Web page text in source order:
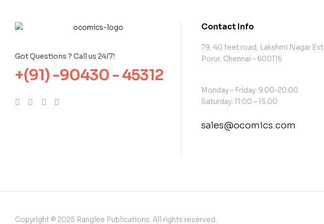
Got Questions ? Call us 24/7!
+(91) -90430 - 45312
Contact Info
79, 40 feet road, Lakshmi Nagar Ext
Porur, Chennai – 600116
Monday – Friday: 9:00-20:00
Saturday: 11:00 – 15:00
sales@ocomics.com
Copyright © 2025 Ranglee Publications. All rights reserved.